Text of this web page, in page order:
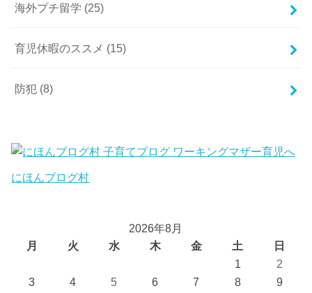
海外プチ留学 (25)
育児休暇のススメ (15)
防犯 (8)
にほんブログ村
2026年8月
月
火 水 木 金 土
日
1
2
3
4 5 6 7 8
9